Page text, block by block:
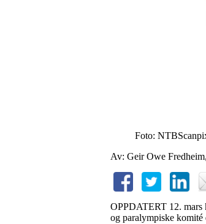
Foto:
Av: Geir Owe
OPPDATERT 12. mars
og paralympiske